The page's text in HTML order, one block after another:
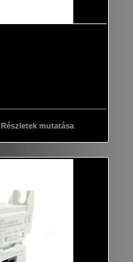
Részletek mutatása